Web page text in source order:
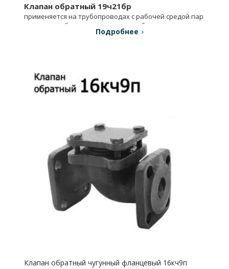
Клапан обратный 19ч21бр
применяется на трубопроводах с рабочей средой пар
и вода для обратного отсечения рабочих потоков.
Подробнее
Клапан обратный чугунный фланцевый 16кч9п